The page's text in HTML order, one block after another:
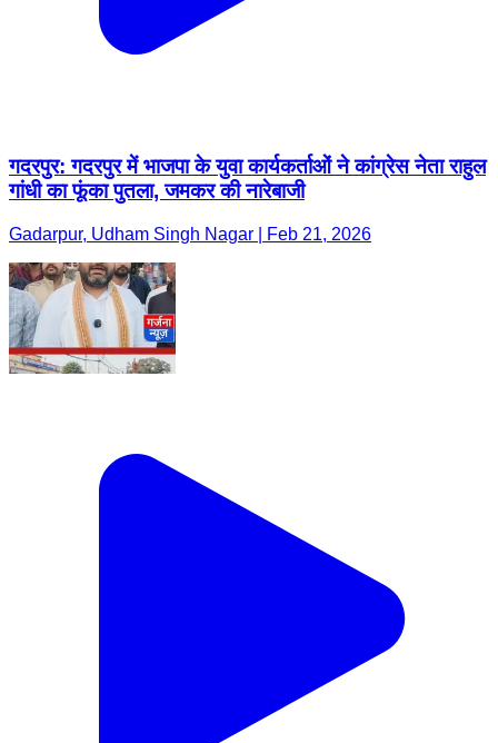
गदरपुर: गदरपुर में भाजपा के युवा कार्यकर्ताओं ने कांग्रेस नेता राहुल
गांधी का फूंका पुतला, जमकर की नारेबाजी
Gadarpur, Udham Singh Nagar | Feb 21, 2026